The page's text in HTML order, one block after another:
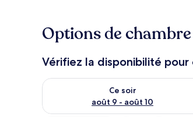
Options de chambre
Vérifiez la disponibilité pour
Ce soir
août 9 - août 10
Vérifier la disponibilité pour ce soir